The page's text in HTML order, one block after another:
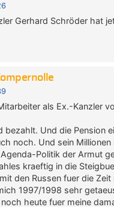
Gerhard Schröder hat
als Ex.-Kanzler
bezahlt. Und die Pension
noch. Und sein
Politik der Armut
kraeftig in die
den Russen fuer die
1997/1998 sehr
heute fuer meine